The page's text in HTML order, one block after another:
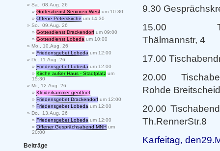
9.30
15.00
Thälmannstr, 4
17.00
20.00
Rohde
20.00
Th.RennerStr.8
Karfeitag,
Sa., 08.Aug. 26
Gottesdienst Senioren-West um 10:30
Offene Peterskirche um 14:30
So., 09.Aug. 26
Gottesdienst Drackendorf um 09:00
Gottesdienst Lobeda um 10:00
Mo., 10.Aug. 26
Friedensgebet Lobeda um 12:00
Di., 11.Aug. 26
Friedensgebet Lobeda um 12:00
Kirche außer Haus - Stadtplatz um
15:30
Mi., 12.Aug. 26
Kleiderkammer geöffnet
Friedensgebet Drackendorf um 12:00
Friedensgebet Lobeda um 12:00
Do., 13.Aug. 26
Friedensgebet Lobeda um 12:00
Offener Gesprächsabend MNH um
20:00
Beiträge